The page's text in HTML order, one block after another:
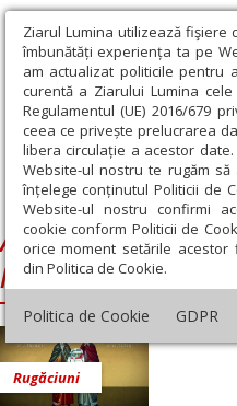
Ziarul Lumina utilizează fişiere
îmbunătăți experiența ta pe
am actualizat politicile pentru
curentă a Ziarului Lumina
Regulamentul (UE) 2016/679
ceea ce privește prelucrarea
libera circulație a acestor
Website-ul nostru te rugăm
înțelege conținutul Politicii de
Website-ul nostru confirmi
cookie conform Politicii de
orice moment setările
din Politica de Cookie.
Politica de Cookie GDPR
Ziarul Lumina › Acatistul
Pângăraţi
Acatistul Sfinţilor
la Pângăraţi
Rugăciuni